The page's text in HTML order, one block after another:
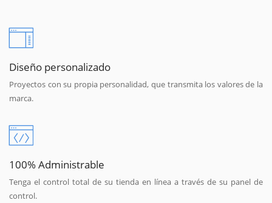
Diseño personalizado
Proyectos con su propia personalidad, que transmita los valores de la
marca.
100% Administrable
Tenga el control total de su tienda en línea a través de su panel de
control.